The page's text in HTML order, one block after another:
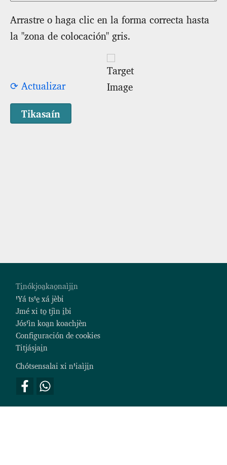
Arrastre o haga clic en la forma correcta hasta
la "zona de colocación" gris.
⟳ Actualizar
Ti̱nókjoa̱kao̱naìji̱n
ꞌYá tsꞌe̱ xá jèbi
Jmé xi to̱ tjìn i̱bi
Jósꞌìn koa̱n koachjèn
Configuración de cookies
Titjásjai̱n
Chótsensalai xi nꞌiaìji̱n